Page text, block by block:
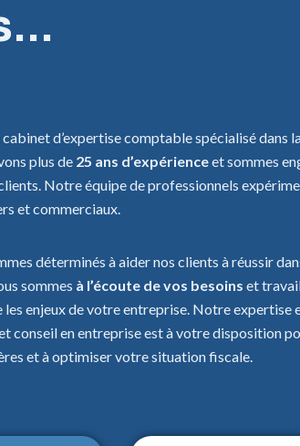
cabinet d’expertise comptable spécialisé dans
plus de 25 ans d’expérienceet sommes
Notre équipe de professionnels
et commerciaux.
déterminés à aider nos clients à réussir
sommes à l’écoute de vos besoins et
enjeux de votre entreprise. Notre expertise
conseil en entreprise est à votre disposition
et à optimiser votre situation fiscale.